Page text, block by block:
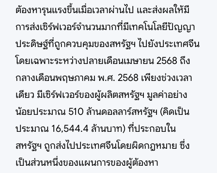
ต้องหารุนแรงขึ้นเมื่อเวลาผ่านไป และส่งผลให้มี
การส่งเซิร์ฟเวอร์จำนวนมากที่มีเทคโนโลยีปัญญา
ประดิษฐ์ที่ถูกควบคุมของสหรัฐฯ ไปยังประเทศจีน
โดยเฉพาะระหว่างปลายเดือนเมษายน 2568 ถึง
กลางเดือนพฤษภาคม พ.ศ. 2568 เพียงช่วงเวลา
เดียว มีเซิร์ฟเวอร์ของผู้ผลิตสหรัฐฯ มูลค่าอย่าง
น้อยประมาณ 510 ล้านดอลลาร์สหรัฐฯ (คิดเป็น
ประมาณ 16,544.4 ล้านบาท) ที่ประกอบใน
สหรัฐฯ ถูกส่งไปประเทศจีนโดยผิดกฎหมาย ซึ่ง
เป็นส่วนหนึ่งของแผนการของผู้ต้องหา